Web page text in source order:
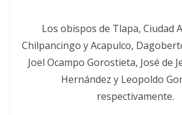
Los obispos de Tlapa, Ciudad
Chilpancingo y Acapulco,
Joel Ocampo Gorostieta, José de
Hernández y Leopoldo
respectivamente.